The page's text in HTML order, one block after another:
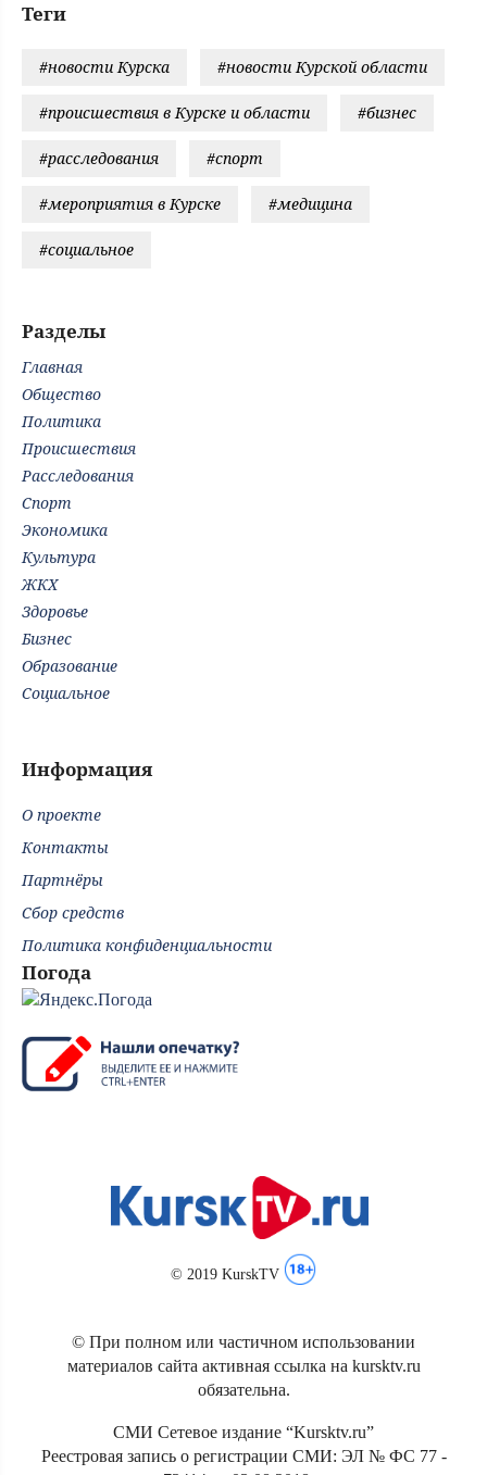
Теги
#новости Курска #новости Курской области
#происшествия в Курске и области #бизнес
#расследования #спорт
#мероприятия в Курске #медицина
#социальное
Разделы
Главная
Общество
Политика
Происшествия
Расследования
Спорт
Экономика
Культура
ЖКХ
Здоровье
Бизнес
Образование
Социальное
Информация
О проекте
Контакты
Партнёры
Сбор средств
Политика конфиденциальности
Погода
© 2019 KurskTV
© При полном или частичном использовании
материалов сайта активная ссылка на kursktv.ru
обязательна.
СМИ Сетевое издание “Kursktv.ru”
Реестровая запись о регистрации СМИ: ЭЛ № ФС 77 -